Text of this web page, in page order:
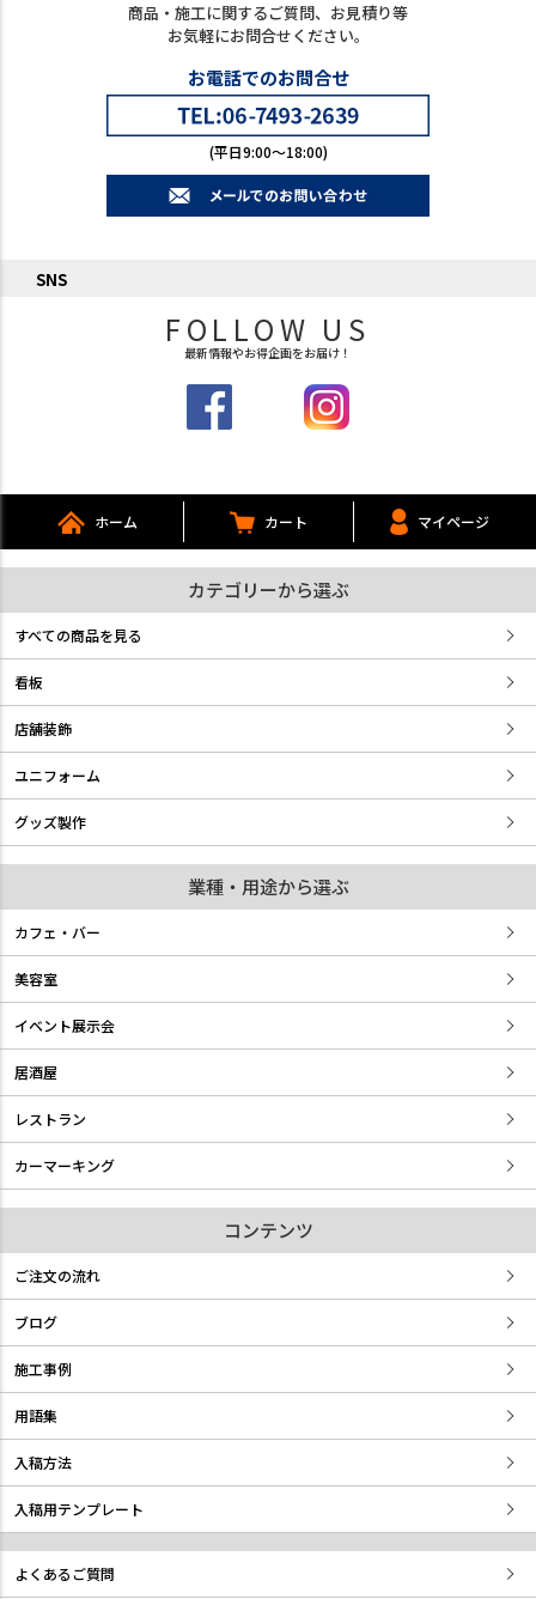
商品・施工に関するご質問、お見積り等
お気軽にお問合せください。
お電話でのお問合せ
(平日9:00～18:00)
SNS
FOLLOW US
最新情報やお得企画をお届け！
ホーム カート マイページ
カテゴリーから選ぶ
すべての商品を見る
看板
店舗装飾
ユニフォーム
グッズ製作
業種・用途から選ぶ
カフェ・バー
美容室
イベント展示会
居酒屋
レストラン
カーマーキング
コンテンツ
ご注文の流れ
ブログ
施工事例
用語集
入稿方法
入稿用テンプレート
よくあるご質問